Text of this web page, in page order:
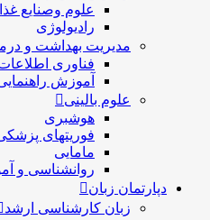
علوم وصنایع
رادیولوژی
مدیریت بهداشت و
فناوری
آموزش
علوم بالینی
هوشبری
فوریتهای
مامایی
روانشناسی و
دپارتمان زبان
زبان کارشناسی ارشد